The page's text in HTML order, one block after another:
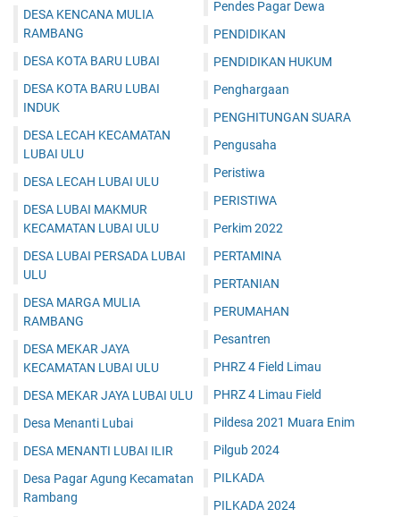
DESA KENCANA MULIA
RAMBANG
DESA KOTA BARU LUBAI
DESA KOTA BARU LUBAI
INDUK
DESA LECAH KECAMATAN
LUBAI ULU
DESA LECAH LUBAI ULU
DESA LUBAI MAKMUR
KECAMATAN LUBAI ULU
DESA LUBAI PERSADA LUBAI
ULU
DESA MARGA MULIA
RAMBANG
DESA MEKAR JAYA
KECAMATAN LUBAI ULU
DESA MEKAR JAYA LUBAI ULU
Desa Menanti Lubai
DESA MENANTI LUBAI ILIR
Desa Pagar Agung Kecamatan
Rambang
Pendes Pagar Dewa
PENDIDIKAN
PENDIDIKAN HUKUM
Penghargaan
PENGHITUNGAN SUARA
Pengusaha
Peristiwa
PERISTIWA
Perkim 2022
PERTAMINA
PERTANIAN
PERUMAHAN
Pesantren
PHRZ 4 Field Limau
PHRZ 4 Limau Field
Pildesa 2021 Muara Enim
Pilgub 2024
PILKADA
PILKADA 2024